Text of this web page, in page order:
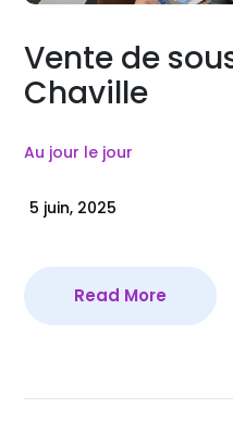
Vente de
Chaville
Au jour le jour
5 juin, 2025
Read More